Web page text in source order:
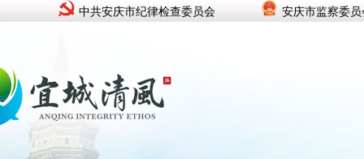
中共安庆市纪律检查委员会 安庆市监察委